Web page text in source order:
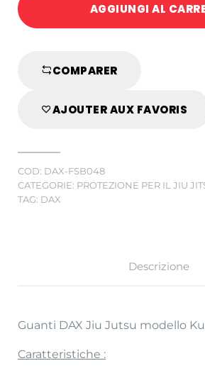
DA
AGGIUNGI AL
COMPARER
AJOUTER AUX FAVORIS
COD: DAX-FSB048
CATEGORIE: PROTEZIONE PER IL JIU
TAG: DAX
Descrizione
Guanti DAX Jiu Jutsu modello
Caratteristiche :